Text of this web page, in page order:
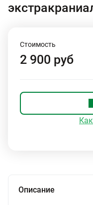
Стоимость
2 900 руб
Описание